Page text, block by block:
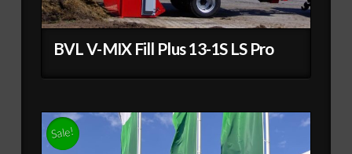
BVL V-MIX Fill Plus 13-1S LS Pro
Sale!